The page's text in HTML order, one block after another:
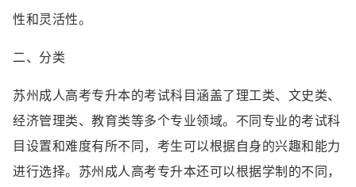
性和灵活性。
二、分类
苏州成人高考专升本的考试科目涵盖了理工类、文史类、
经济管理类、教育类等多个专业领域。不同专业的考试科
目设置和难度有所不同，考生可以根据自身的兴趣和能力
进行选择。苏州成人高考专升本还可以根据学制的不同，